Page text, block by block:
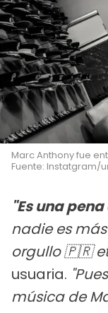
Marc Anthony fue
Fuente: Instatgram/
"Es una
nadie es
orgullo 🇵🇷
usuaria.
música de